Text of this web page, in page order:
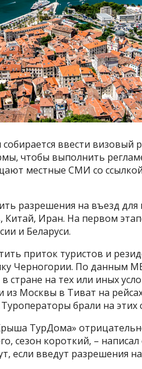
ввести визовый
чтобы выполнить
местные СМИ со
разрешения на въезд для
Китай, Иран. На первом
и Беларуси.
приток туристов и
Черногории. По данным
стране на тех или иных
из Москвы в Тиват на
брали на этих
ТурДома»
сезон короткий, – написал
если введут разрешения